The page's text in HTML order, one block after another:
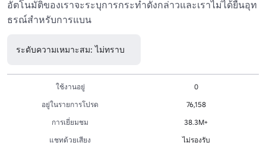
อัตโนมัติของเราจะระบุการกระทําดังกล่าวและเราไม่ได้ยื่นอุท
ธรณ์สําหรับการแบน
ระดับความเหมาะสม: ไม่ทราบ
ใช้งานอยู่
0
อยู่ในรายการโปรด
76,158
การเยี่ยมชม
38.3M+
แชทด้วยเสียง
ไม่รองรับ